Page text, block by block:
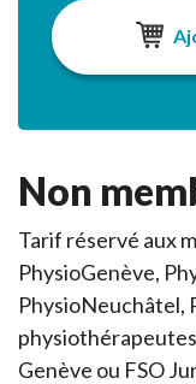
Non
Tarif réservé aux
PhysioGenève,
PhysioNeuchâtel,
Genève ou FSO